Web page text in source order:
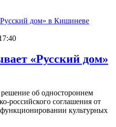
«Русский дом»
об одностороннем
российского соглашения от
культурных